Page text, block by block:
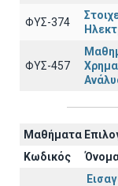
ΦΥΣ-374
ΦΥΣ-457
Μαθήματα
Κωδικός